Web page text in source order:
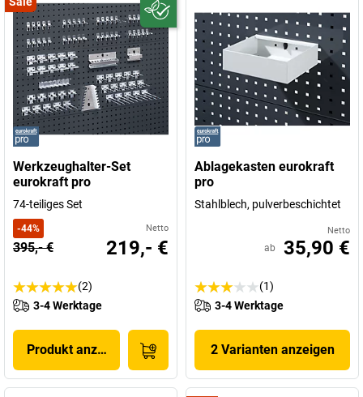
Werkzeughalter-Set
eurokraft pro
74-teiliges Set
-44% Netto
395,- € 219,- €
(2)
3-4 Werktage
Produkt anzeigen
Ablagekasten eurokraft
pro
Stahlblech, pulverbeschichtet
Netto
ab 35,90 €
(1)
3-4 Werktage
2 Varianten anzeigen